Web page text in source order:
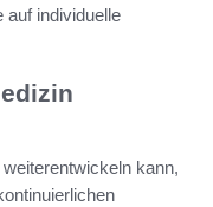
auf individuelle
kann,